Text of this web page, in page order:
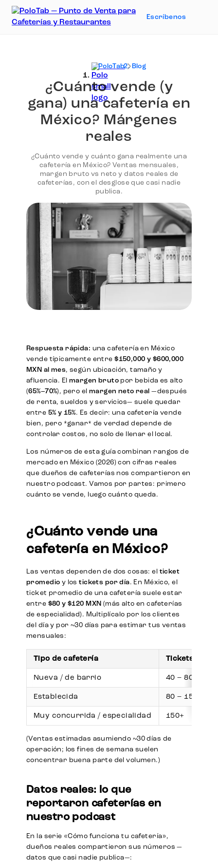
Escríbenos
PoloTab Blog
¿Cuánto vende (y
gana) una cafetería en
México? Márgenes
reales
¿Cuánto vende y cuánto gana realmente una
cafetería en México? Ventas mensuales,
margen bruto vs neto y datos reales de
cafeterías, con el desglose que casi nadie
publica.
Respuesta rápida: una cafetería en México
vende típicamente entre$150,000 y $600,000
MXN al mes, según ubicación, tamaño y
afluencia. El margen brutopor bebida es alto
(65%–70%), pero el margen neto real —después
de renta, sueldos y servicios— suele quedar
entre 5% y 15%. Es decir: una cafetería vende
bien, pero *ganar* de verdad depende de
controlar costos, no solo de llenar el local.
Los números de esta guía combinan rangos de
mercado en México (2026) con cifras reales
que dueños de cafeterías nos compartieron en
nuestro podcast. Vamos por partes: primero
cuánto se vende, luego cuánto queda.
¿Cuánto vende una
cafetería en México?
Las ventas dependen de dos cosas: el ticket
promedio y lostickets por día. En México, el
ticket promedio de una cafetería suele estar
entre $80 y $120 MXN (más alto en cafeterías
de especialidad). Multiplícalo por los clientes
del día y por ~30 días para estimar tus ventas
mensuales:
Tipo de cafetería Tickets / día
Nueva / de barrio 40 – 80
Establecida 80 – 150
Muy concurrida / especialidad 150+
(Ventas estimadas asumiendo ~30 días de
operación; los fines de semana suelen
concentrar buena parte del volumen.)
Datos reales: lo que
reportaron cafeterías en
nuestro podcast
En la serie «Cómo funciona tu cafetería»,
dueños reales compartieron sus números —
datos que casi nadie publica—: